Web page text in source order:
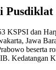
Pusdiklat
KSPSI dan
Jawa
beserta
Kedatangan